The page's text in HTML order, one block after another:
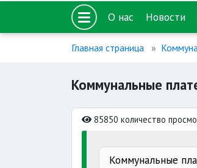
О нас Новости
Главная страница
Коммунальные
85850 количество
Коммунальные